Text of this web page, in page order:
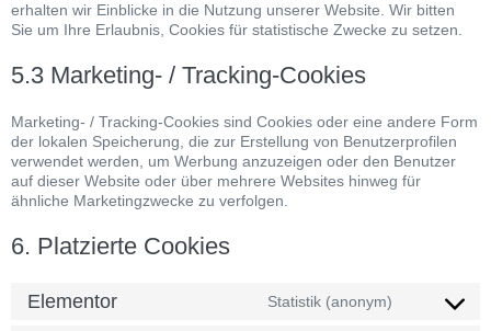
erhalten wir Einblicke in die Nutzung unserer Website. Wir bitten
Sie um Ihre Erlaubnis, Cookies für statistische Zwecke zu setzen.
5.3 Marketing- / Tracking-Cookies
Marketing- / Tracking-Cookies sind Cookies oder eine andere Form
der lokalen Speicherung, die zur Erstellung von Benutzerprofilen
verwendet werden, um Werbung anzuzeigen oder den Benutzer
auf dieser Website oder über mehrere Websites hinweg für
ähnliche Marketingzwecke zu verfolgen.
6. Platzierte Cookies
Elementor Statistik (anonym)